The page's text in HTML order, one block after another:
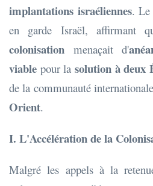
implantations israéliennes. Le
en garde Israël, affirmant
colonisation menaçait d'
viable pour la solution à deux
de la communauté
Orient.
I. L'Accélération de la
Malgré les appels à la